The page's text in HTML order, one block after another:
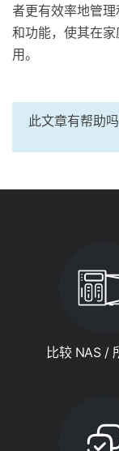
者更有效率地管
和功能，使其在
用。
此文章有帮助吗
比较 NAS /